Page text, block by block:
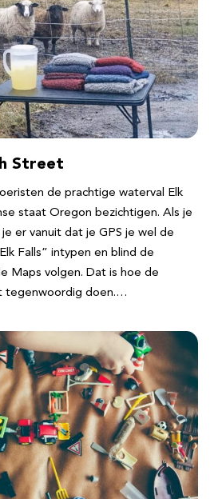
Street
de prachtige waterval Elk
staat Oregon bezichtigen. Als je
er vanuit dat je GPS je wel de
Falls” intypen en blind de
Maps volgen. Dat is hoe de
tegenwoordig doen.…